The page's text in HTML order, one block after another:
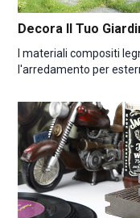
Decora Il Tuo
I materiali compositi
l'arredamento per